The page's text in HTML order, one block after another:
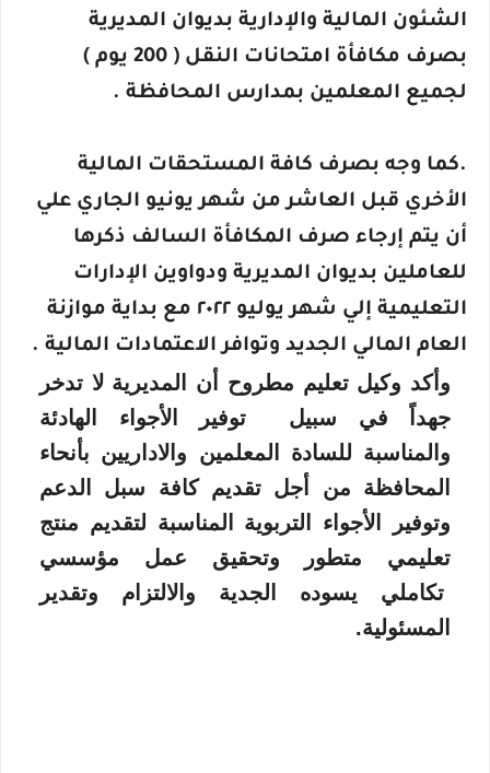
الشئون المالية والإدارية بديوان المديرية
بصرف مكافأة امتحانات النقل ( 200 يوم )
لجميع المعلمين بمدارس المحافظة .
.كما وجه بصرف كافة المستحقات المالية
الأخري قبل العاشر من شهر يونيو الجاري علي
أن يتم إرجاء صرف المكافأة السالف ذكرها
للعاملين بديوان المديرية ودواوين الإدارات
التعليمية إلي شهر يوليو ٢٠٢٢ مع بداية موازنة
العام المالي الجديد وتوافر الاعتمادات المالية .
وأكد وكيل تعليم مطروح أن المديرية لا تدخر
جهداً في سبيل توفير الأجواء الهادئة
والمناسبة للسادة المعلمين والاداريين بأنحاء
المحافظة من أجل تقديم كافة سبل الدعم
وتوفير الأجواء التربوية المناسبة لتقديم منتج
تعليمي متطور وتحقيق عمل مؤسسي
تكاملي يسوده الجدية والالتزام وتقدير
المسئولية.